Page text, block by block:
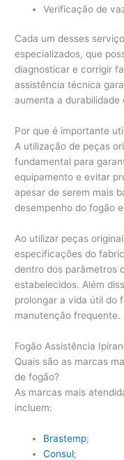
Verificação de
Cada um desses
especializados, que
diagnosticar e corrigir
assistência técnica
aumenta a durabilidade
Por que é importante
A utilização de peças
fundamental para
equipamento e evitar
apesar de serem mais
desempenho do fogão
Ao utilizar peças
especificações do
dentro dos parâmetros
estabelecidos. Além
prolongar a vida útil do
manutenção frequente.
Fogão Assistência
Quais são as marcas
de fogão?
As marcas mais
incluem:
Brastemp;
Consul;